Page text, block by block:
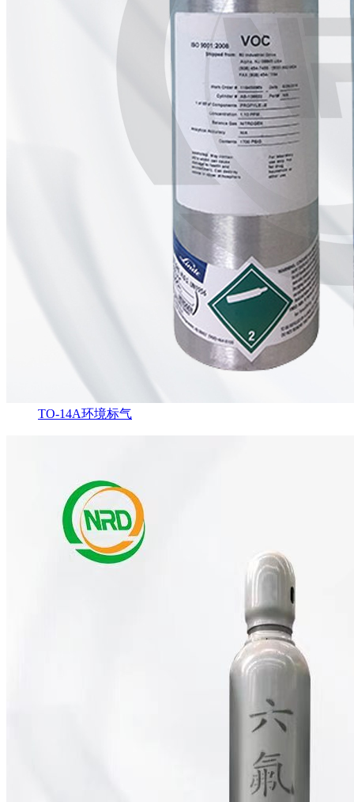
TO-14A环境标气